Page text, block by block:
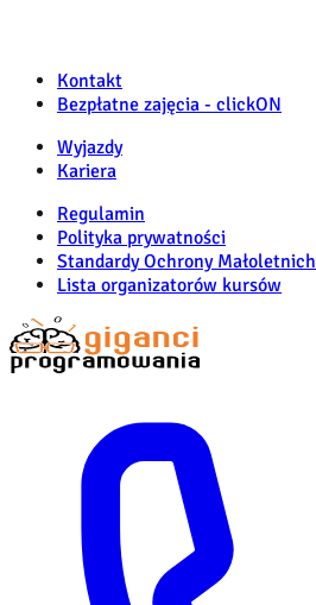
Kontakt
Bezpłatne zajęcia - clickON
Wyjazdy
Kariera
Regulamin
Polityka prywatności
Standardy Ochrony Małoletnich
Lista organizatorów kursów